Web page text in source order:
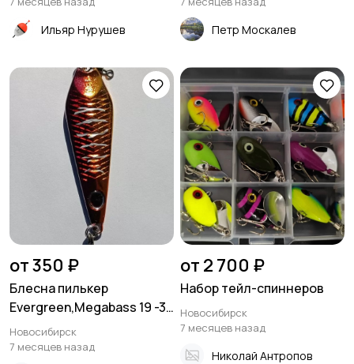
Ильяр Нурушев Петр Москалев
от 350 ₽
Блесна пилькер
Evergreen,Megabass 19 -30
гр
Новосибирск
7 месяцев назад
от 2 700 ₽
Набор тейл-спиннеров
Новосибирск
7 месяцев назад
Николай Антропов